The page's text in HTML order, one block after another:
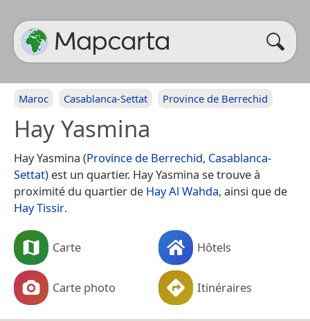
Maroc Casablanca-Settat Province de Berrechid
Hay Yasmina
Hay Yasmina (Province de Berrechid, Casablanca-
Settat) est un quartier. Hay Yasmina se trouve à
proximité du quartier de Hay Al Wahda, ainsi que de
Hay Tissir.
Carte Hôtels
Carte photo Itinéraires